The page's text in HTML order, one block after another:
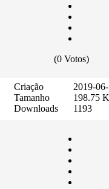
(0 Votos)
Criação
Tamanho
Downloads
2019-
198.75
1193